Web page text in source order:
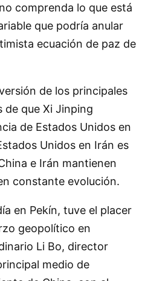
comprenda lo que está
que podría anular
ecuación de paz de
de los principales
de que Xi Jinping
de Estados Unidos en
Unidos en Irán es
e Irán mantienen
constante evolución.
en Pekín, tuve el placer
geopolítico en
Li Bo, director
medio de